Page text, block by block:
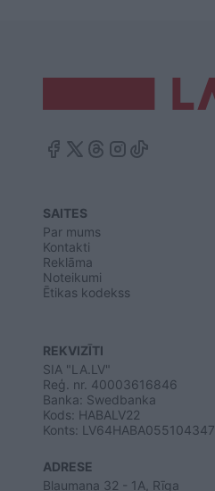
SAITES
Par mums
Kontakti
Reklāma
Noteikumi
Ētikas kodekss
REKVIZĪTI
SIA "LA.LV"
Reģ. nr. 40003616846
Banka: Swedbanka
Kods: HABALV22
Konts:
ADRESE
Blaumaņa 32 - 1A, Rīga